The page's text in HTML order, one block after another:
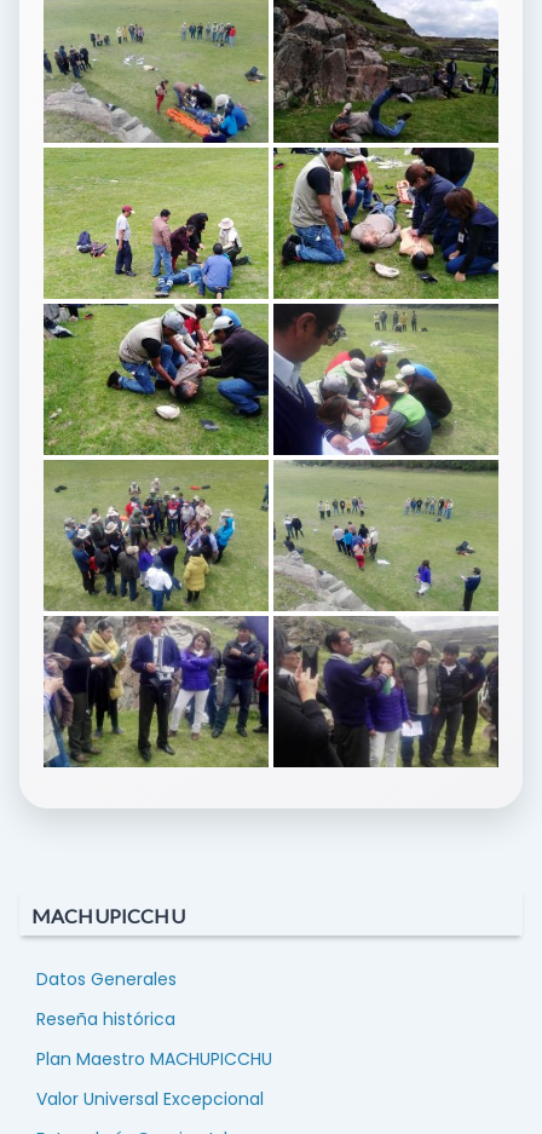
MACHUPICCHU
Datos Generales
Reseña histórica
Plan Maestro MACHUPICCHU
Valor Universal Excepcional